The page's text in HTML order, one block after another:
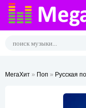
МегаХит » Поп » Русская